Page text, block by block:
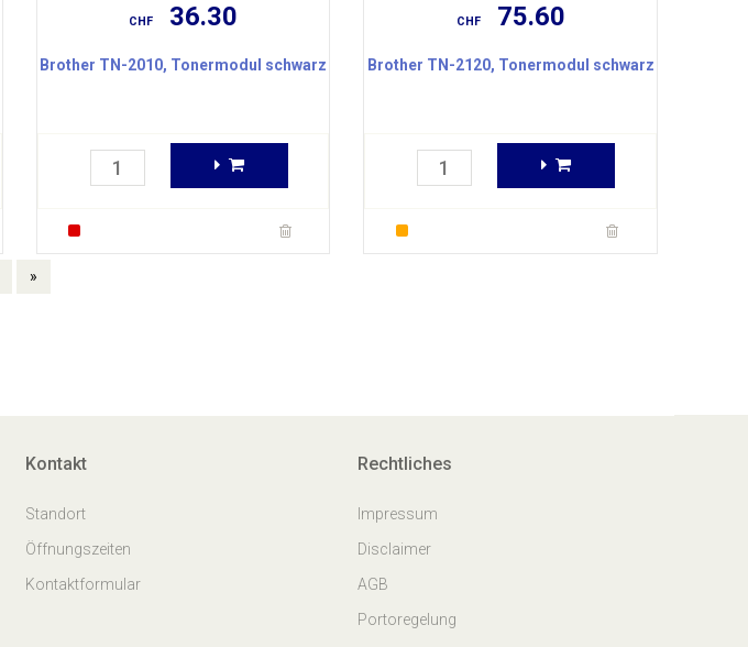
CHF 36.30
Brother TN-2010, Tonermodul schwarz
CHF 75.60
Brother TN-2120, Tonermodul schwarz
»
Kontakt
Standort
Öffnungszeiten
Kontaktformular
Rechtliches
Impressum
Disclaimer
AGB
Portoregelung